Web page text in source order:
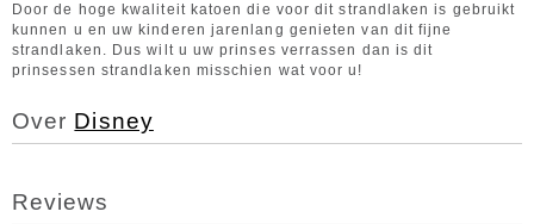
Door de hoge kwaliteit katoen die voor dit strandlaken is gebruikt
kunnen u en uw kinderen jarenlang genieten van dit fijne
strandlaken. Dus wilt u uw prinses verrassen dan is dit
prinsessen strandlaken misschien wat voor u!
Over Disney
Reviews